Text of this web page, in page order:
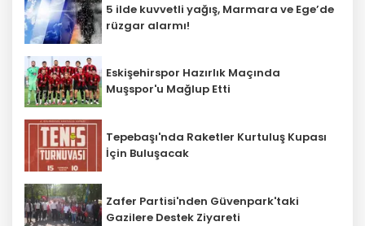
5 ilde kuvvetli yağış, Marmara ve Ege’de
rüzgar alarmı!
Eskişehirspor Hazırlık Maçında
Muşspor'u Mağlup Etti
Tepebaşı'nda Raketler Kurtuluş Kupası
İçin Buluşacak
Zafer Partisi'nden Güvenpark'taki
Gazilere Destek Ziyareti